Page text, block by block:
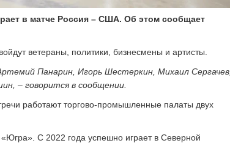
в матче Россия – США. Об этом сообщает
ветераны, политики, бизнесмены и артисты.
Панарин, Игорь Шестеркин, Михаил Сергачев,
– говорится в сообщении.
работают торгово-промышленные палаты двух
С 2022 года успешно играет в Северной